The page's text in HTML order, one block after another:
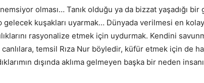
olması… Tanık olduğu ya da bizzat yaşadığı
gelecek kuşakları uyarmak… Dünyada verilmesi en
rasyonalize etmek için uydurmak. Kendini
temsil Rıza Nur böyledir, küfür etmek için de
dışında aklıma gelmeyen başka bir neden